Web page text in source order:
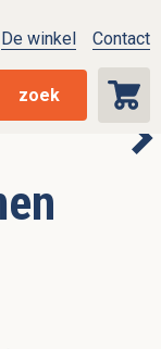
zoek
De winkel Contact